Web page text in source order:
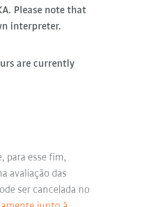
Please note that
interpreter.
are currently
para esse fim,
avaliação das
ser cancelada no